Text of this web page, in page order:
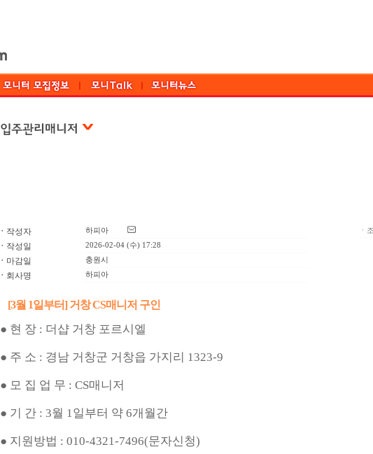
ㆍ 작성자 하피아
ㆍ 작성일 2026-02-04 (수) 17:28
ㆍ 마감일 충원시
ㆍ 회사명 하피아
ㆍ
[3월 1일부터] 거창 CS매니저 구인
● 현 장 : 더샵 거창 포르시엘
● 주 소 : 경남 거창군 거창읍 가지리 1323-9
● 모 집 업 무 : CS매니저
● 기 간 : 3월 1일부터 약 6개월간
● 지원방법 : 010-4321-7496(문자신청)